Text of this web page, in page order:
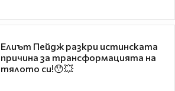
Елиът Пейдж разкри истинската
причина за трансформацията на
тялото си!😯💥